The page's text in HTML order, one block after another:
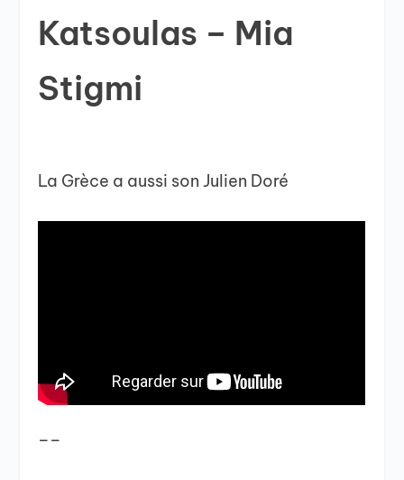
Katsoulas – Mia
Stigmi
La Grèce a aussi son Julien Doré
__